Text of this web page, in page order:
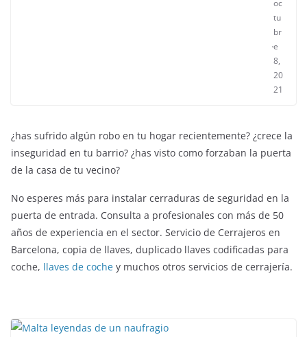
oc
tu
br
e
8,
20
21
¿has sufrido algún robo en tu hogar recientemente? ¿crece la
inseguridad en tu barrio? ¿has visto como forzaban la puerta
de la casa de tu vecino?
No esperes más para instalar cerraduras de seguridad en la
puerta de entrada. Consulta a profesionales con más de 50
años de experiencia en el sector. Servicio de Cerrajeros en
Barcelona, copia de llaves, duplicado llaves codificadas para
coche, llaves de coche y muchos otros servicios de cerrajería.